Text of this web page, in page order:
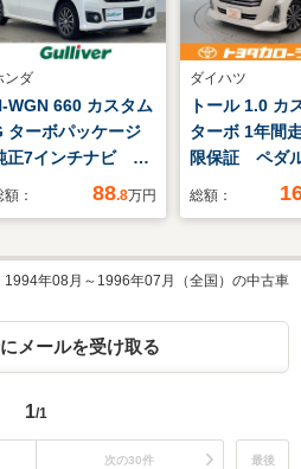
ンダ
WGN 660 カスタム
ターボパッケージ
正7インチナビ ナ
連動ETC シティブ
ティアシスト トラ
ション・コントロー
フト ハーフレザー
額： 88.8万円
ダイハツ
トール 1.0 カ
ターボ 1年間
限保証 ペダ
違い 衝突回
セグ バック
パノラミッ
ッドライト
総額：
1994年08月～1996年07月（全国）の中古車
メールを受け取る
1/1
次の30件 最後